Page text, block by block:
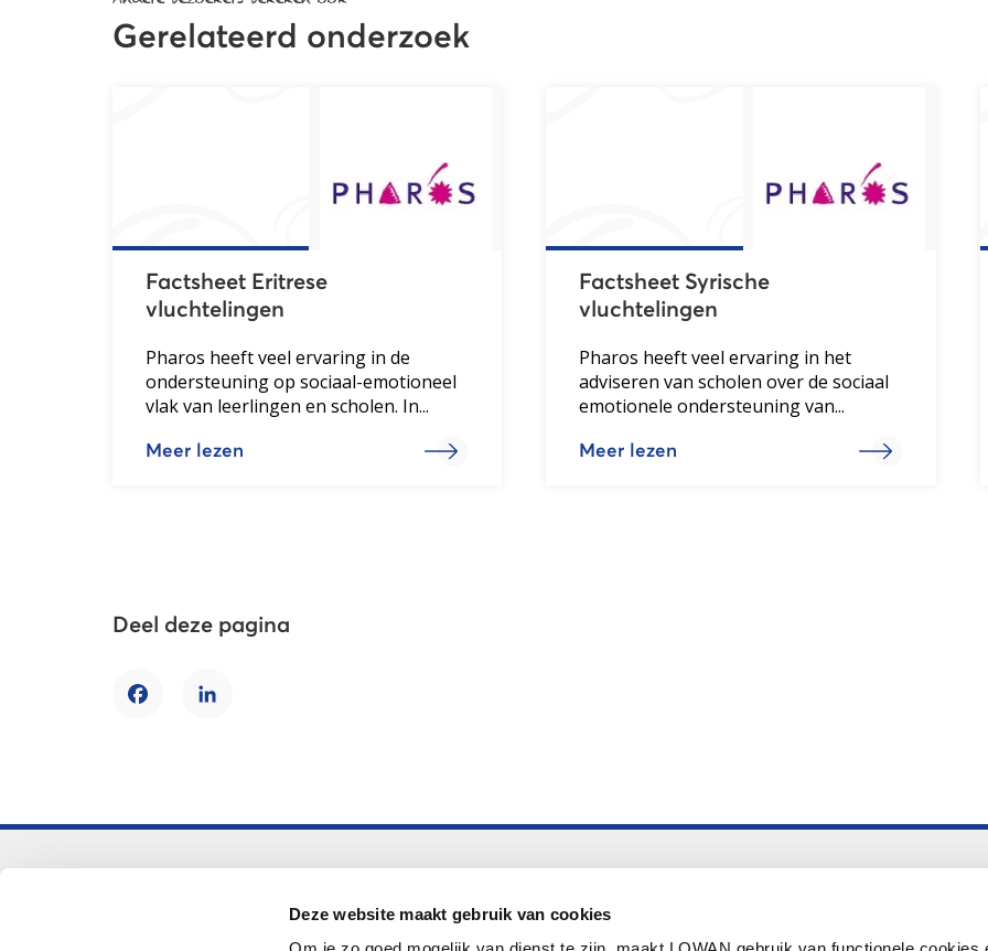
Deze website maakt gebruik van cookies
Gerelateerd onderzoek
Factsheet Eritrese
vluchtelingen
Pharos heeft veel ervaring in de
ondersteuning op sociaal-emotioneel
vlak van leerlingen en scholen. In...
Meer lezen
Factsheet Syrische
vluchtelingen
Pharos heeft veel ervaring in het
adviseren van scholen over de sociaal
emotionele ondersteuning van...
Meer lezen
Deel deze pagina
FacebookLinkedIn